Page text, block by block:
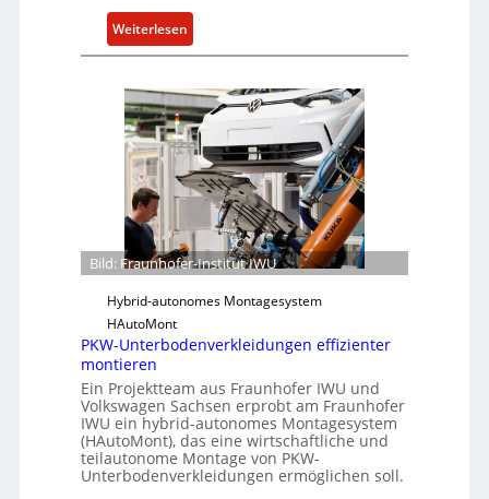
n
c
A
c
t
i
h
i
t
f
ü
r
o
f
a
e
u
n
d
K
Weiterlesen
F
a
u
n
h
o
e
r
-
I
s
i
t
u
t
e
Bild: Fraunhofer-Institut IWU
Hybrid-autonomes Montagesystem
HAutoMont
PKW-Unterbodenverkleidungen effizienter
montieren
Ein Projektteam aus Fraunhofer IWU und
Volkswagen Sachsen erprobt am Fraunhofer
IWU ein hybrid-autonomes Montagesystem
(HAutoMont), das eine wirtschaftliche und
teilautonome Montage von PKW-
Unterbodenverkleidungen ermöglichen soll.